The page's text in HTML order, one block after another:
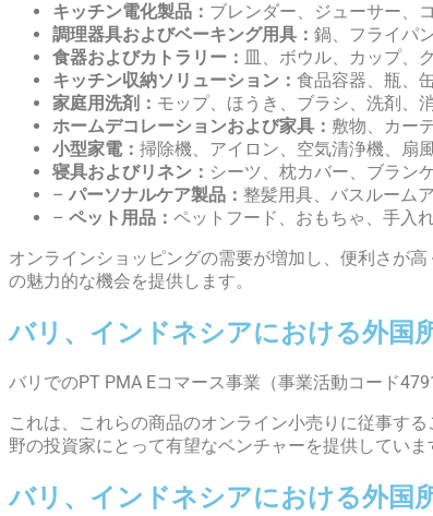
キッチン電化製品： ブレンダー、ジューサー、
調理器具およびベーキング用具： 鍋、フライパ
食器およびカトラリー： 皿、ボウル、カップ、
キッチン収納ソリューション： 食品容器、瓶、
家庭用洗剤： モップ、ほうき、ブラシ、洗剤、
ホームデコレーションおよび家具： 敷物、カー
小型家電： 掃除機、アイロン、空気清浄機、扇風
寝具およびリネン： シーツ、枕カバー、ブラン
– パーソナルケア製品： 整髪用具、バスルーム
– ペット用品： ペットフード、おもちゃ、手入
オンラインショッピングの需要が増加し、便利さが
の魅力的な機会を提供します。
バリ、インドネシアにおける外国
バリでのPT PMA Eコマース事業（事業活動コード
これは、これらの商品のオンライン小売りに従事す
野の投資家にとって有望なベンチャーを提供していま
バリ、インドネシアにおける外国